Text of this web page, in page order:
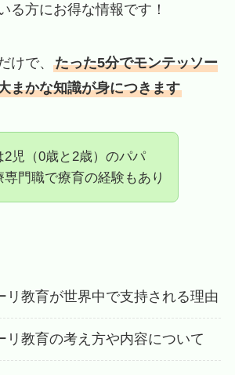
る方にお得な情報です！
けで、 たった5分でモンテッソー
まかな知識が身につきます
2児（0歳と2歳）のパパ
専門職で療育の経験もあり
リ教育が世界中で支持される理由
リ教育の考え方や内容について